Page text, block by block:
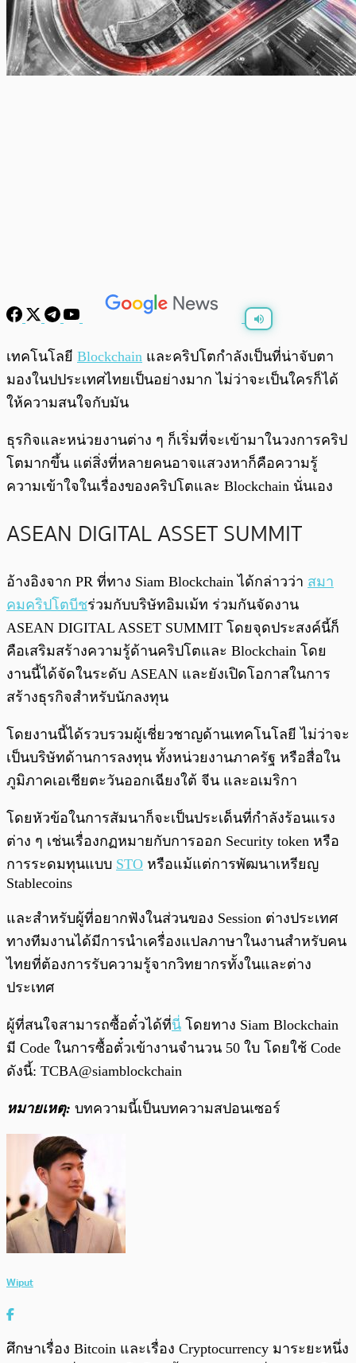
พร้อมเล่น 0:00 / 0:00
เทคโนโลยี Blockchain และคริปโตกำลังเป็นที่น่าจับตา
มองในปประเทศไทยเป็นอย่างมาก ไม่ว่าจะเป็นใครก็ได้
ให้ความสนใจกับมัน
ธุรกิจและหน่วยงานต่าง ๆ ก็เริ่มที่จะเข้ามาในวงการคริป
โตมากขึ้น แต่สิ่งที่หลายคนอาจแสวงหาก็คือความรู้
ความเข้าใจในเรื่องของคริปโตและ Blockchain นั่นเอง
ASEAN DIGITAL ASSET SUMMIT
อ้างอิงจาก PR ที่ทาง Siam Blockchain ได้กล่าวว่า สมา
คมคริปโตบีชร่วมกับบริษัทอิมเม้ท ร่วมกันจัดงาน
ASEAN DIGITAL ASSET SUMMIT โดยจุดประสงค์นี้ก็
คือเสริมสร้างความรู้ด้านคริปโตและ Blockchain โดย
งานนี้ได้จัดในระดับ ASEAN และยังเปิดโอกาสในการ
สร้างธุรกิจสำหรับนักลงทุน
โดยงานนี้ได้รวบรวมผู้เชี่ยวชาญด้านเทคโนโลยี ไม่ว่าจะ
เป็นบริษัทด้านการลงทุน ทั้งหน่วยงานภาครัฐ หรือสื่อใน
ภูมิภาคเอเชียตะวันออกเฉียงใต้ จีน และอเมริกา
โดยหัวข้อในการสัมนาก็จะเป็นประเด็นที่กำลังร้อนแรง
ต่าง ๆ เช่นเรื่องกฏหมายกับการออก Security token หรือ
การระดมทุนแบบ STO หรือแม้แต่การพัฒนาเหรียญ
Stablecoins
และสำหรับผู้ที่อยากฟังในส่วนของ Session ต่างประเทศ
ทางทีมงานได้มีการนำเครื่องแปลภาษาในงานสำหรับคน
ไทยที่ต้องการรับความรู้จากวิทยากรทั้งในและต่าง
ประเทศ
ผู้ที่สนใจสามารถซื้อตั๋วได้ที่นี่ โดยทาง Siam Blockchain
มี Code ในการซื้อตั๋วเข้างานจำนวน 50 ใบ โดยใช้ Code
ดังนี้: TCBA@siamblockchain
หมายเหตุ: บทความนี้เป็นบทความสปอนเซอร์
Wiput
ศึกษาเรื่อง Bitcoin และเรื่อง Cryptocurrency มาระยะหนึ่ง